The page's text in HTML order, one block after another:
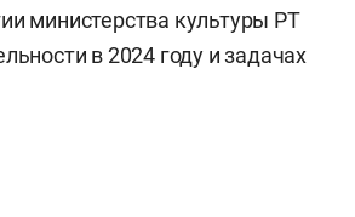
министерства культуры РТ
в 2024 году и задачах